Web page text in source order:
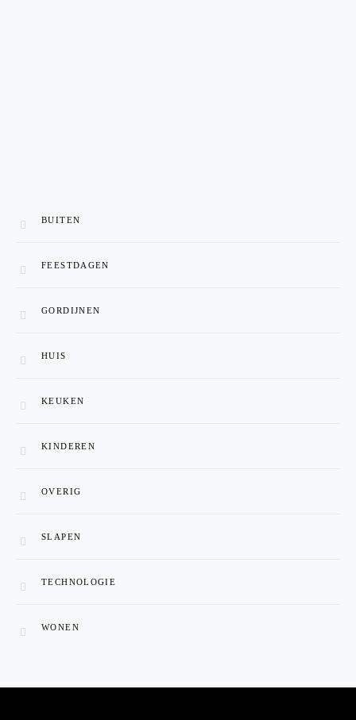
BUITEN
FEESTDAGEN
GORDIJNEN
HUIS
KEUKEN
KINDEREN
OVERIG
SLAPEN
TECHNOLOGIE
WONEN